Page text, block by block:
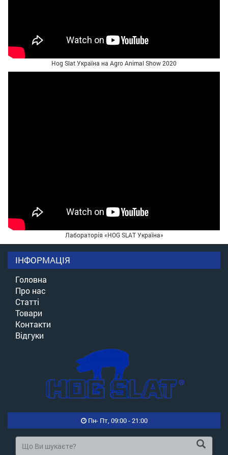
Hog Slat Україна на Agro Animal Show 2020
Лабораторія «HOG SLAT Україна»
ІНФОРМАЦІЯ
Головна
Про нас
Статті
Товари
Контакти
Відгуки
Пн- Пт, 09:00 - 21:00